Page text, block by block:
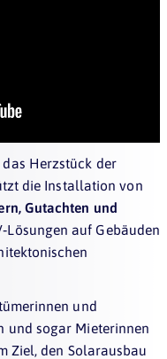
das Herzstück der
die Installation von
Gutachten und
auf Gebäuden
und
und sogar Mieterinnen
Ziel, den Solarausbau